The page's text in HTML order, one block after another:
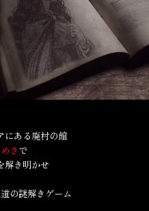
にある廃村の館
きで
解き明かせ
の謎解きゲーム